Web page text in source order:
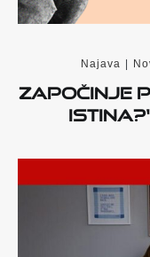
Najava
Započinje